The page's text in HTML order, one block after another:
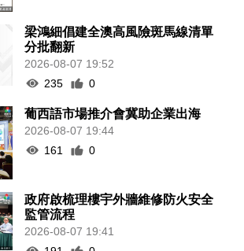
梁鴻細倡建全澳高風險斑馬線清單
分批翻新
2026-08-07 19:52
235
0
葡西語市場推介會冀助企業出海
2026-08-07 19:44
161
0
政府啟梳理樓宇外牆維修防火安全
監管流程
2026-08-07 19:41